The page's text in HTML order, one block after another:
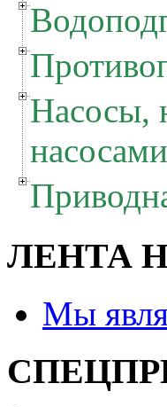
Насосы,
насосами
ЛЕНТА
Мы